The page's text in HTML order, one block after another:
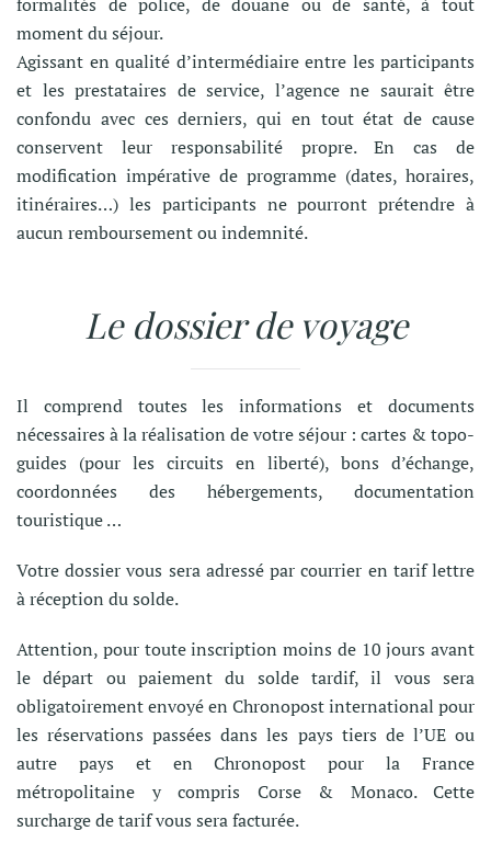
moment du séjour.
Agissant en qualité d’intermédiaire entre les participants
et les prestataires de service, l’agence ne saurait être
confondu avec ces derniers, qui en tout état de cause
conservent leur responsabilité propre. En cas de
modification impérative de programme (dates, horaires,
itinéraires…) les participants ne pourront prétendre à
aucun remboursement ou indemnité.
Le dossier de voyage
Il comprend toutes les informations et documents
nécessaires à la réalisation de votre séjour : cartes & topo-
guides (pour les circuits en liberté), bons d’échange,
coordonnées des hébergements, documentation
touristique …
Votre dossier vous sera adressé par courrier en tarif lettre
à réception du solde.
Attention, pour toute inscription moins de 10 jours avant
le départ ou paiement du solde tardif, il vous sera
obligatoirement envoyé en Chronopost international pour
les réservations passées dans les pays tiers de l’UE ou
autre pays et en Chronopost pour la France
métropolitaine y compris Corse & Monaco. Cette
surcharge de tarif vous sera facturée.